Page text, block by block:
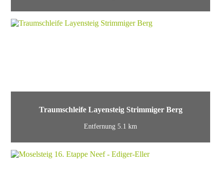
Traumschleife Layensteig Strimmiger Berg
Entfernung 5.1 km